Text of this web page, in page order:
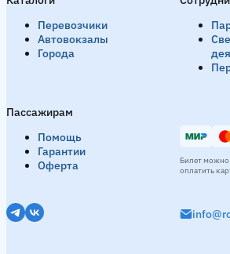
Перевозчики
Автовокзалы
Города
Пассажирам
Помощь
Гарантии
Оферта
Билет можно
оплатить